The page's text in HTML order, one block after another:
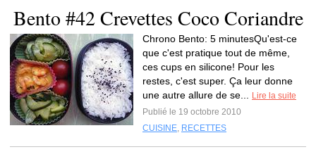
Bento #42 Crevettes Coco Coriandre
Chrono Bento: 5 minutesQu'est-ce
que c'est pratique tout de même,
ces cups en silicone! Pour les
restes, c'est super. Ça leur donne
une autre allure de se...
Lire la suite
Publié le 19 octobre 2010
CUISINE, RECETTES